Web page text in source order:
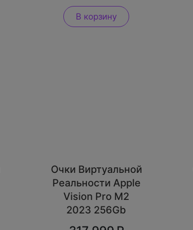
В корзину
Очки Виртуальной
Реальности Apple
Vision Pro M2
2023 256Gb